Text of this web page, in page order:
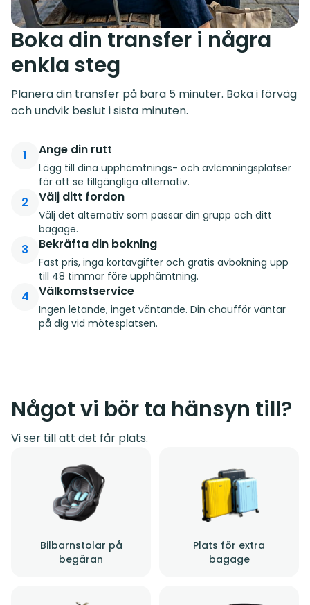
Boka din transfer i några
enkla steg
Planera din transfer på bara 5 minuter. Boka i förväg
och undvik beslut i sista minuten.
1 Ange din rutt
Lägg till dina upphämtnings- och avlämningsplatser
för att se tillgängliga alternativ.
2 Välj ditt fordon
Välj det alternativ som passar din grupp och ditt
bagage.
3 Bekräfta din bokning
Fast pris, inga kortavgifter och gratis avbokning upp
till 48 timmar före upphämtning.
4 Välkomstservice
Ingen letande, inget väntande. Din chaufför väntar
på dig vid mötesplatsen.
Något vi bör ta hänsyn till?
Vi ser till att det får plats.
Bilbarnstolar på
begäran
Plats för extra
bagage